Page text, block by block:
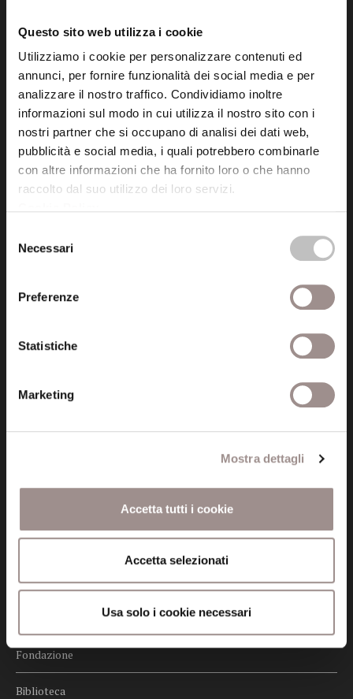
Questo sito web utilizza i cookie
Utilizziamo i cookie per personalizzare contenuti ed
annunci, per fornire funzionalità dei social media e per
analizzare il nostro traffico. Condividiamo inoltre
informazioni sul modo in cui utilizza il nostro sito con i
nostri partner che si occupano di analisi dei dati web,
pubblicità e social media, i quali potrebbero combinarle
con altre informazioni che ha fornito loro o che hanno
raccolto dal suo utilizzo dei loro servizi.
delNecessari
Preferenze
Statistiche
Marketing
Mostra dettagli
Accetta tutti i cookie
Accetta selezionati
Usa solo i cookie necessari
Fondazione Collegio San Carlo
Via San Carlo 5
41121 Modena (MO)
P.I. 00641060363
tel. 059.421211
info@fondazionesancarlo.it
fondazionecollegiosancarlo@legalmail.it
Whistleblowing
Menu
Fondazione
Biblioteca